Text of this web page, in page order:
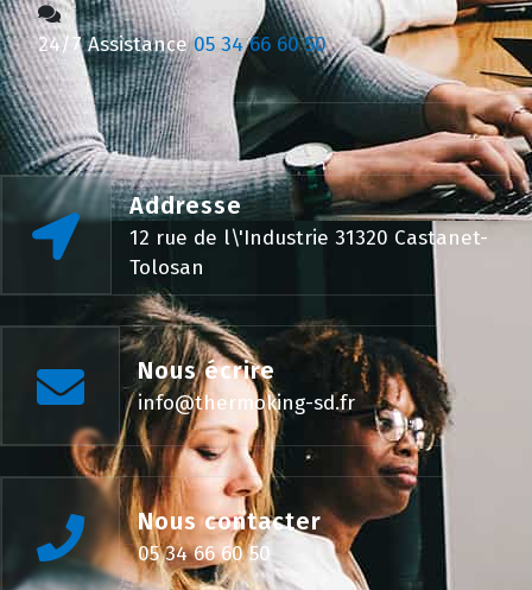
24/7 Assistance 05 34 66 60 50
Addresse
12 rue de l\'Industrie 31320 Castanet-
Tolosan
Nous écrire
info@thermoking-sd.fr
Nous contacter
05 34 66 60 50